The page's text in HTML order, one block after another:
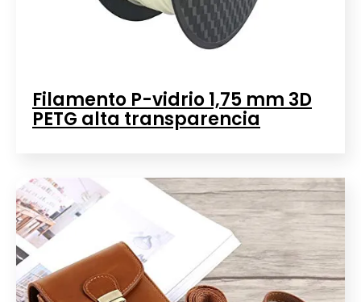
Filamento P-vidrio 1,75 mm 3D
PETG alta transparencia